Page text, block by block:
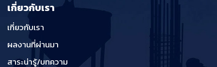
เกี่ยวกับเรา
เกี่ยวกับเรา
ผลงานที่ผ่านมา
สาระน่ารู้/บทความ